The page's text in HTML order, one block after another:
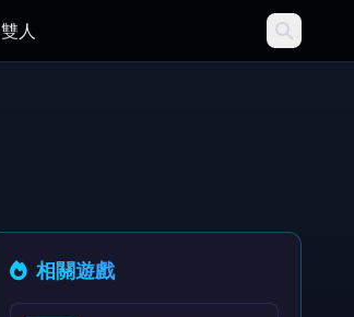
雙人
相關遊戲